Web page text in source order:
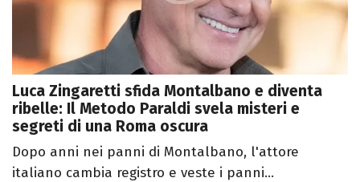
Luca Zingaretti sfida Montalbano e diventa
ribelle: Il Metodo Paraldi svela misteri e
segreti di una Roma oscura
Dopo anni nei panni di Montalbano, l'attore
italiano cambia registro e veste i panni...